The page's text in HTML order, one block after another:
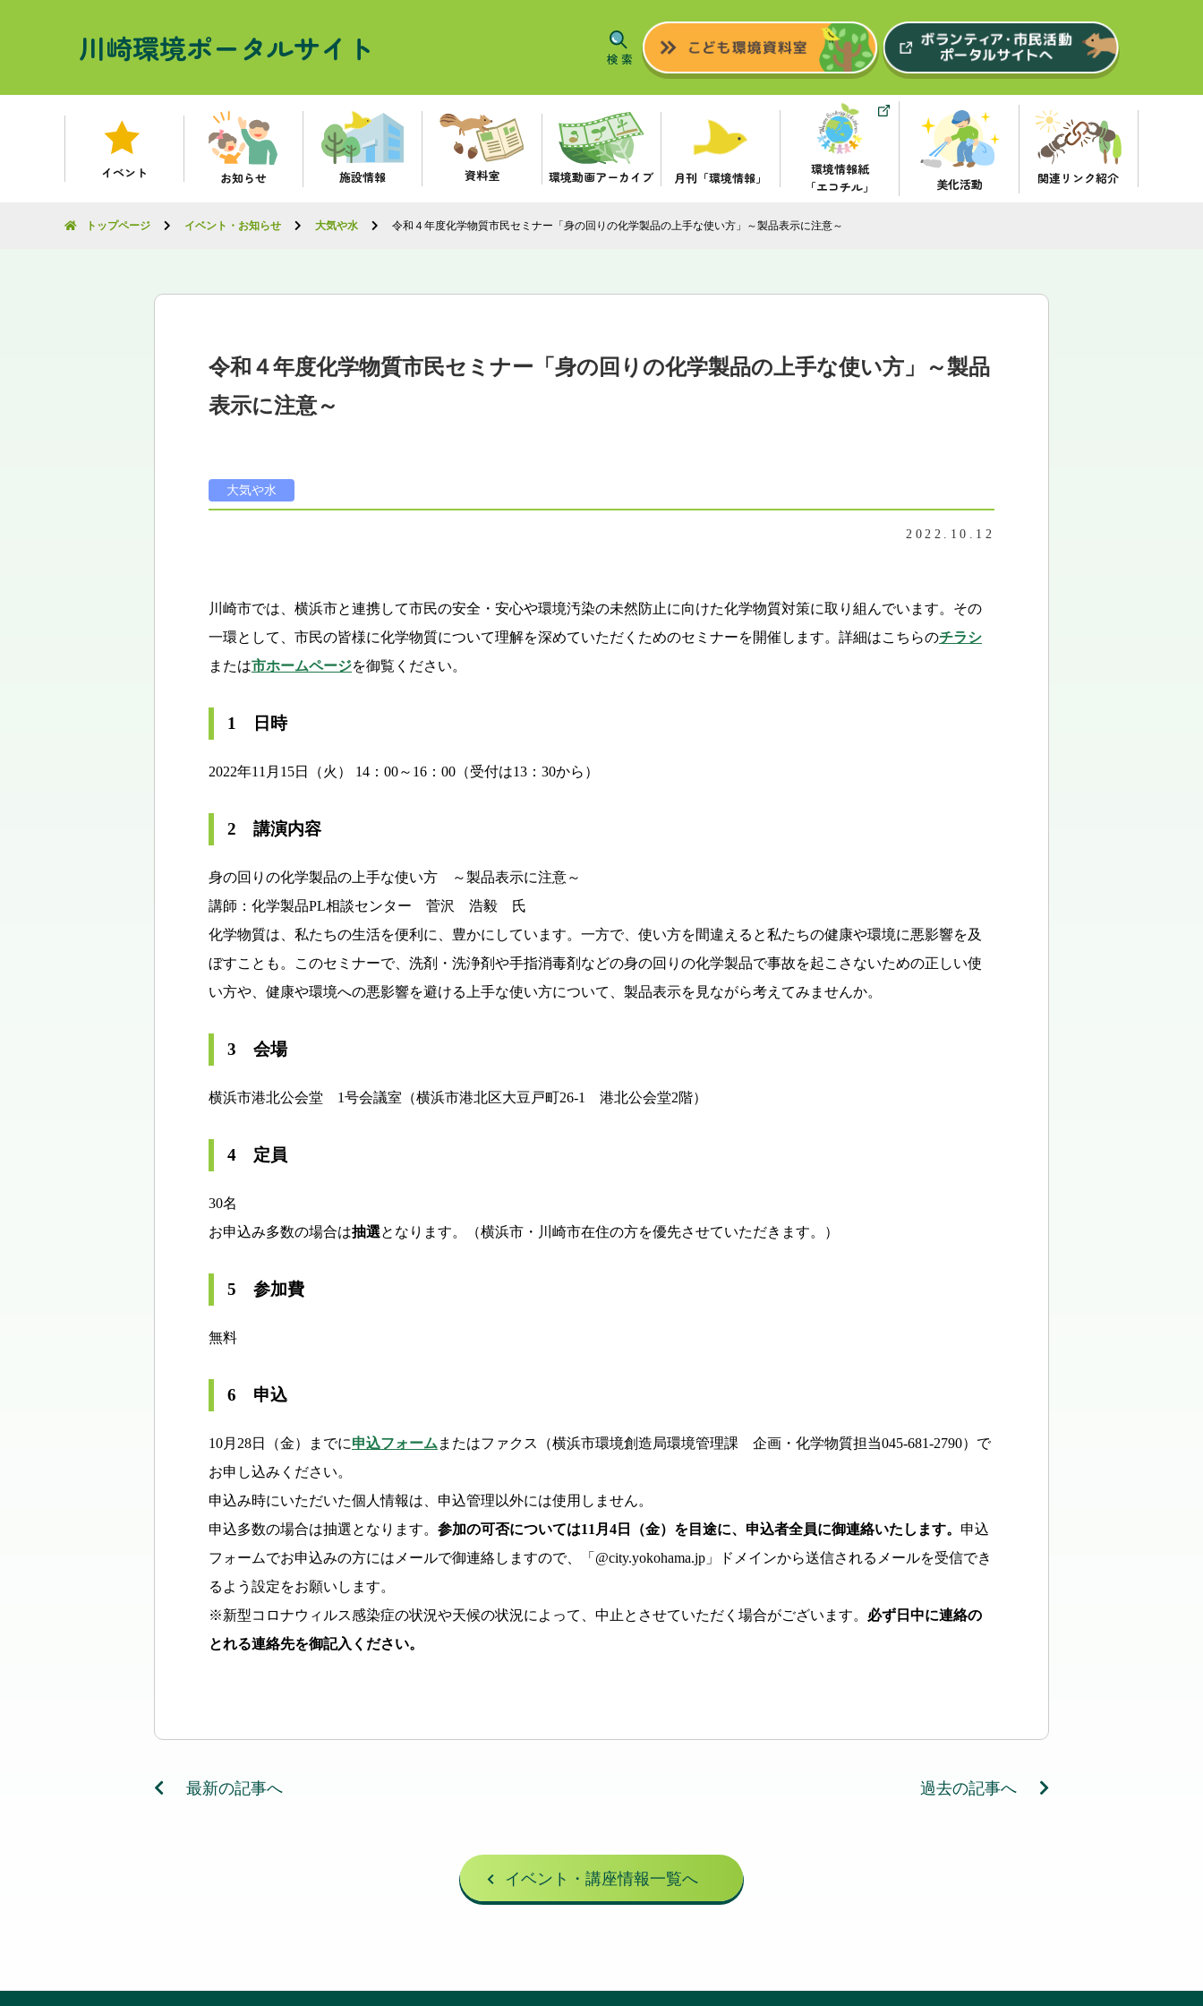
川崎環境ポータルサイト
イベント お知らせ 施設情報 資料室 環境動画アーカイブ 月刊「環境情報」
環境情報紙
「エコチル」
美化活動 関連リンク紹介
トップページ イベント・お知らせ 大気や水 令和４年度化学物質市民セミナー「身の回りの化学製品の上手な使い方」～製品表示に注意～
令和４年度化学物質市民セミナー「身の回りの化学製品の上手な使い方」～製品
表示に注意～
大気や水
2022.10.12
川崎市では、横浜市と連携して市民の安全・安心や環境汚染の未然防止に向けた化学物質対策に取り組んでいます。その
一環として、市民の皆様に化学物質について理解を深めていただくためのセミナーを開催します。詳細はこちらのチラシ
または市ホームページを御覧ください。
1 日時
2022年11月15日（火） 14：00～16：00（受付は13：30から）
2 講演内容
身の回りの化学製品の上手な使い方 ～製品表示に注意～
講師：化学製品PL相談センター 菅沢 浩毅 氏
化学物質は、私たちの生活を便利に、豊かにしています。一方で、使い方を間違えると私たちの健康や環境に悪影響を及
ぼすことも。このセミナーで、洗剤・洗浄剤や手指消毒剤などの身の回りの化学製品で事故を起こさないための正しい使
い方や、健康や環境への悪影響を避ける上手な使い方について、製品表示を見ながら考えてみませんか。
3 会場
横浜市港北公会堂 1号会議室（横浜市港北区大豆戸町26-1 港北公会堂2階）
4 定員
30名
お申込み多数の場合は抽選となります。（横浜市・川崎市在住の方を優先させていただきます。）
5 参加費
無料
6 申込
10月28日（金）までに申込フォーム またはファクス（横浜市環境創造局環境管理課 企画・化学物質担当045‐681-2790）で
お申し込みください。
申込み時にいただいた個人情報は、申込管理以外には使用しません。
申込多数の場合は抽選となります。 参加の可否については11月4日（金）を目途に、申込者全員に御連絡いたします。 申込
フォームでお申込みの方にはメールで御連絡しますので、「@city.yokohama.jp」ドメインから送信されるメールを受信でき
るよう設定をお願いします。
※新型コロナウィルス感染症の状況や天候の状況によって、中止とさせていただく場合がございます。 必ず日中に連絡の
とれる連絡先を御記入ください。
最新の記事へ 過去の記事へ
イベント・講座情報一覧へ